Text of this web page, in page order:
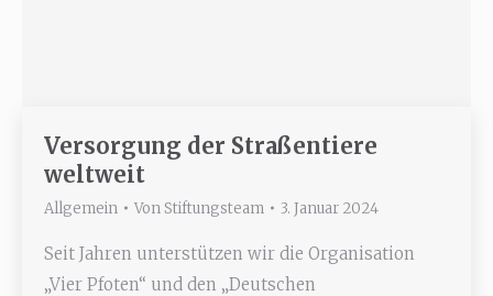
Versorgung der Straßentiere
weltweit
Allgemein Von Stiftungsteam 3. Januar 2024
Seit Jahren unterstützen wir die Organisation
„Vier Pfoten“ und den „Deutschen